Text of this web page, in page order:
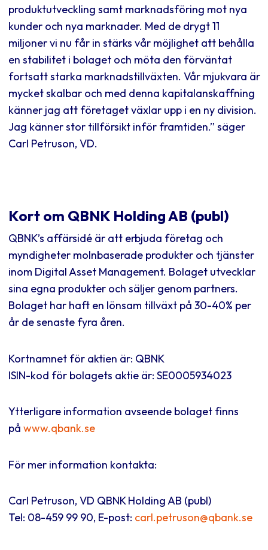
produktutveckling samt marknadsföring mot nya
kunder och nya marknader. Med de drygt 11
miljoner vi nu får in stärks vår möjlighet att behålla
en stabilitet i bolaget och möta den förväntat
fortsatt starka marknadstillväxten. Vår mjukvara är
mycket skalbar och med denna kapitalanskaffning
känner jag att företaget växlar upp i en ny division.
Jag känner stor tillförsikt inför framtiden.” säger
Carl Petruson, VD.
Kort om QBNK Holding AB (publ)
QBNK’s affärsidé är att erbjuda företag och
myndigheter molnbaserade produkter och tjänster
inom Digital Asset Management. Bolaget utvecklar
sina egna produkter och säljer genom partners.
Bolaget har haft en lönsam tillväxt på 30-40% per
år de senaste fyra åren.
Kortnamnet för aktien är: QBNK
ISIN-kod för bolagets aktie är: SE0005934023
Ytterligare information avseende bolaget finns
på www.qbank.se
För mer information kontakta:
Carl Petruson, VD QBNK Holding AB (publ)
Tel: 08-459 99 90, E-post: carl.petruson@qbank.se